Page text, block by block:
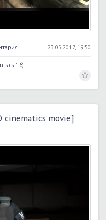
23.05.2017, 19:50
cs 1.6)
cinematics movie]